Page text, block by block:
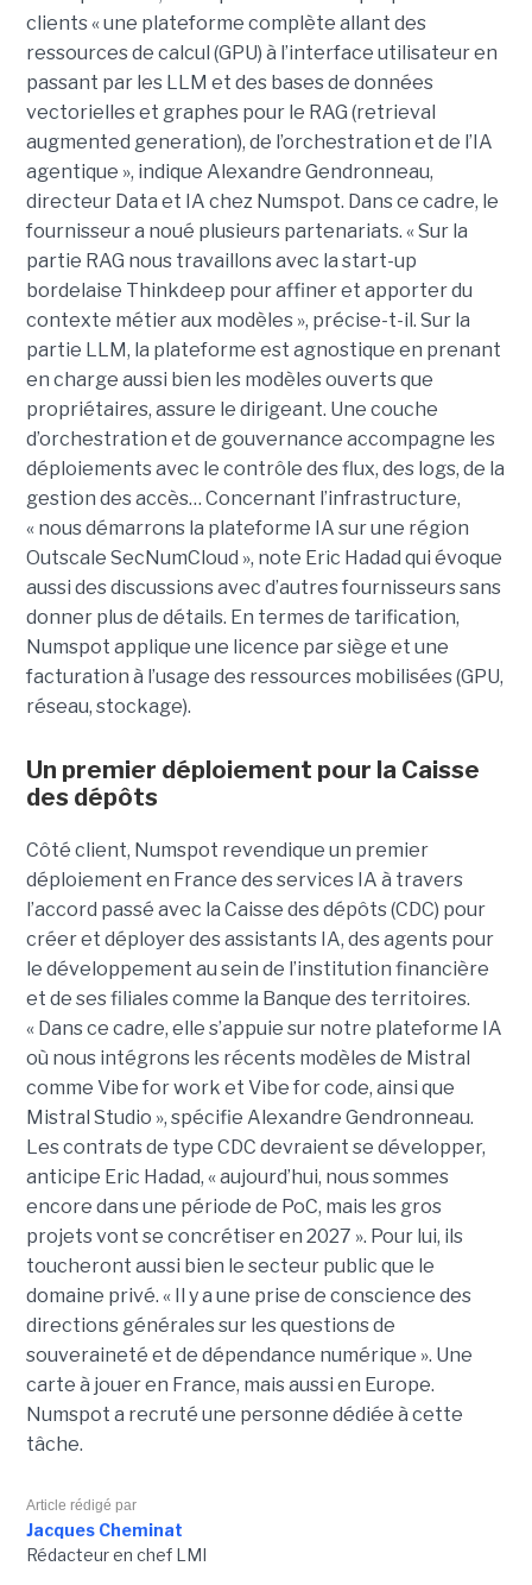
clients « une plateforme complète allant des
ressources de calcul (GPU) à l’interface utilisateur en
passant par les LLM et des bases de données
vectorielles et graphes pour le RAG (retrieval
augmented generation), de l’orchestration et de l’IA
agentique », indique Alexandre Gendronneau,
directeur Data et IA chez Numspot. Dans ce cadre, le
fournisseur a noué plusieurs partenariats. « Sur la
partie RAG nous travaillons avec la start-up
bordelaise Thinkdeep pour affiner et apporter du
contexte métier aux modèles », précise-t-il. Sur la
partie LLM, la plateforme est agnostique en prenant
en charge aussi bien les modèles ouverts que
propriétaires, assure le dirigeant. Une couche
d’orchestration et de gouvernance accompagne les
déploiements avec le contrôle des flux, des logs, de la
gestion des accès… Concernant l’infrastructure,
« nous démarrons la plateforme IA sur une région
Outscale SecNumCloud », note Eric Hadad qui évoque
aussi des discussions avec d’autres fournisseurs sans
donner plus de détails. En termes de tarification,
Numspot applique une licence par siège et une
facturation à l’usage des ressources mobilisées (GPU,
réseau, stockage).
Un premier déploiement pour la Caisse
des dépôts
Côté client, Numspot revendique un premier
déploiement en France des services IA à travers
l’accord passé avec la Caisse des dépôts (CDC) pour
créer et déployer des assistants IA, des agents pour
le développement au sein de l’institution financière
et de ses filiales comme la Banque des territoires.
« Dans ce cadre, elle s’appuie sur notre plateforme IA
où nous intégrons les récents modèles de Mistral
comme Vibe for work et Vibe for code, ainsi que
Mistral Studio », spécifie Alexandre Gendronneau.
Les contrats de type CDC devraient se développer,
anticipe Eric Hadad, « aujourd’hui, nous sommes
encore dans une période de PoC, mais les gros
projets vont se concrétiser en 2027 ». Pour lui, ils
toucheront aussi bien le secteur public que le
domaine privé. « Il y a une prise de conscience des
directions générales sur les questions de
souveraineté et de dépendance numérique ». Une
carte à jouer en France, mais aussi en Europe.
Numspot a recruté une personne dédiée à cette
tâche.
Article rédigé par
Jacques Cheminat
Rédacteur en chef LMI